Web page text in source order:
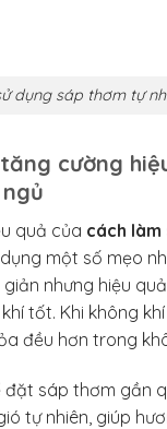
dụng sáp thơm tự
cường
quả của cách
dụng một số mẹo
nhưng hiệu
tốt. Khi không
đều hơn trong
đặt sáp thơm gần
tự nhiên, giúp